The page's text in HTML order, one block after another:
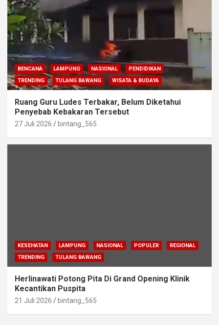
BENCANA LAMPUNG NASIONAL
PENDIDIKAN
TRENDING
TULANG BAWANG WISATA & BUDAYA
Ruang Guru Ludes Terbakar, Belum Diketahui
Penyebab Kebakaran Tersebut
27 Juli 2026 bintang_565
KESEHATAN LAMPUNG NASIONAL POPULER
REGIONAL
TRENDING
TULANG BAWANG
Herlinawati Potong Pita Di Grand Opening Klinik
Kecantikan Puspita
21 Juli 2026 bintang_565